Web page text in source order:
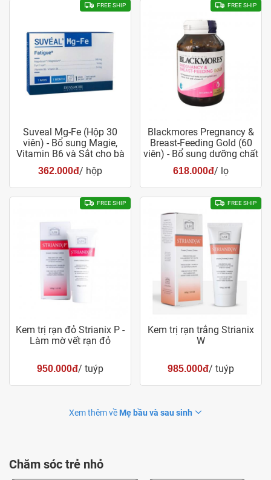
FREE SHIP
Suveal Mg-Fe (Hộp 30
viên) - Bổ sung Magie,
Vitamin B6 và Sắt cho bà
bầu
362.000đ/ hộp
FREE SHIP
Blackmores Pregnancy &
Breast-Feeding Gold (60
viên) - Bổ sung dưỡng chất
cho bà bầu
618.000đ/ lọ
FREE SHIP
Kem trị rạn đỏ Strianix P -
Làm mờ vết rạn đỏ
950.000đ/ tuýp
FREE SHIP
Kem trị rạn trắng Strianix
W
985.000đ/ tuýp
Xem thêm về Mẹ bầu và sau sinh
Chăm sóc trẻ nhỏ